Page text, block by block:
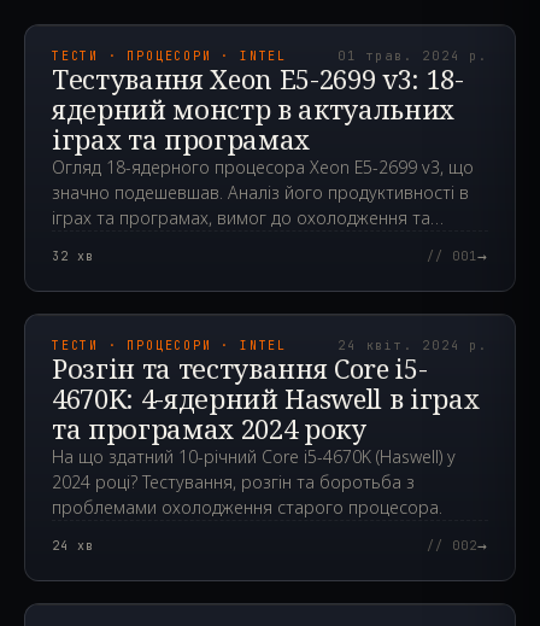
ТЕСТИ · ПРОЦЕСОРИ · INTEL 01 трав. 2024 р.
Тестування Xeon E5-2699 v3: 18-
ядерний монстр в актуальних
іграх та програмах
Огляд 18-ядерного процесора Xeon E5-2699 v3, що
значно подешевшав. Аналіз його продуктивності в
іграх та програмах, вимог до охолодження та
32 хв // 001→
2024.04.24T00:12:29.000Z
ТЕСТИ · ПРОЦЕСОРИ · INTEL 24 квіт. 2024 р.
Розгін та тестування Core i5-
4670K: 4-ядерний Haswell в іграх
та програмах 2024 року
На що здатний 10-річний Core i5-4670K (Haswell) у
2024 році? Тестування, розгін та боротьба з
проблемами охолодження старого процесора.
24 хв // 002→
2024.04.19T06:31:28.000Z